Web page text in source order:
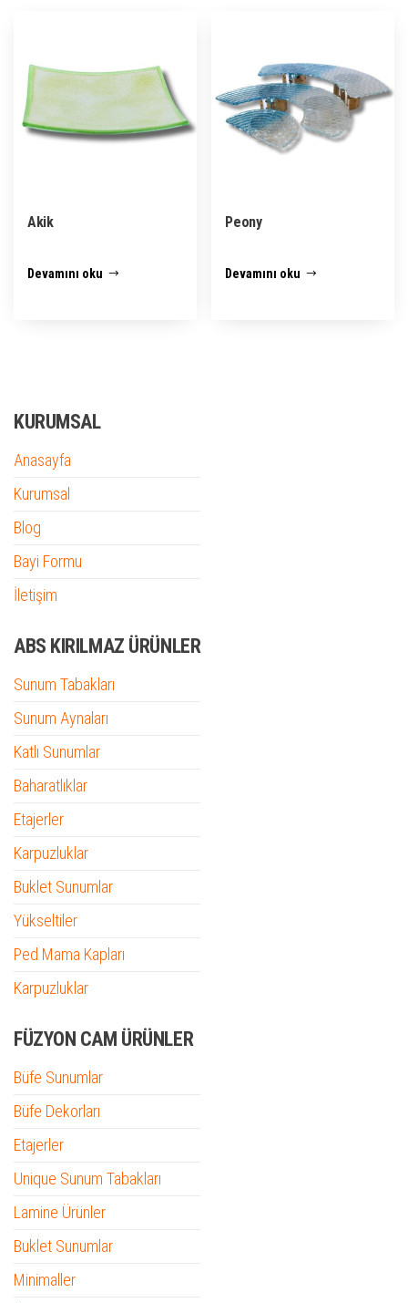
Akik
Devamını oku
Peony
Devamını oku
KURUMSAL
Anasayfa
Kurumsal
Blog
Bayi Formu
İletişim
ABS KIRILMAZ ÜRÜNLER
Sunum Tabakları
Sunum Aynaları
Katlı Sunumlar
Baharatlıklar
Etajerler
Karpuzluklar
Buklet Sunumlar
Yükseltiler
Ped Mama Kapları
Karpuzluklar
FÜZYON CAM ÜRÜNLER
Büfe Sunumlar
Büfe Dekorları
Etajerler
Unique Sunum Tabakları
Lamine Ürünler
Buklet Sunumlar
Minimaller